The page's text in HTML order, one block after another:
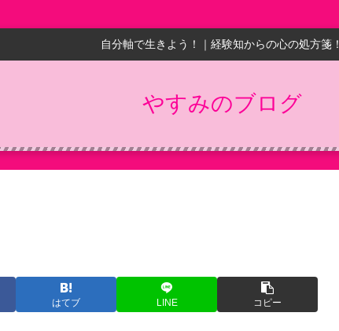
自分軸で生きよう！｜経験知からの心の処方箋！
やすみのブログ
はてブ LINE コピー